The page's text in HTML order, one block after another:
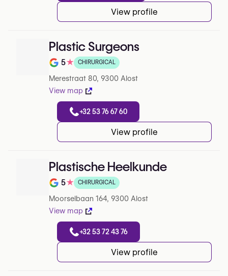
View profile
Plastic Surgeons
Note de 5 sur 5 sur Google
5★ CHIRURGICAL
Merestraat 80, 9300 Alost
View map
+32 53 76 67 60
View profile
Plastische Heelkunde
Note de 5 sur 5 sur Google
5★ CHIRURGICAL
Moorselbaan 164, 9300 Alost
View map
+32 53 72 43 76
View profile